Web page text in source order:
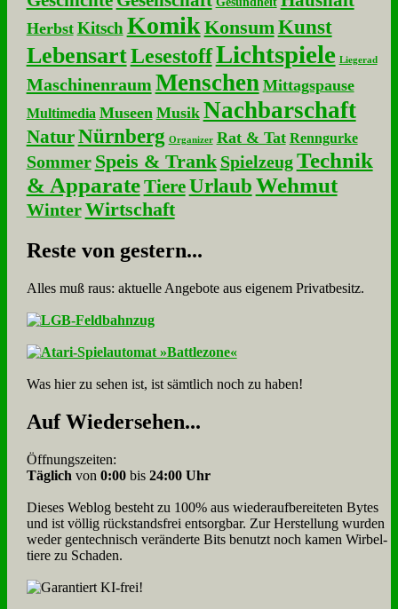
Herbst Kitsch KomikKonsumKunst
LebensartLesestoffLichtspiele Liegerad
Maschinenraum Menschen Mittagspause
Multimedia Museen Musik Nachbarschaft
NaturNürnberg Organizer Rat & Tat Renngurke
Sommer Speis & Trank Spielzeug Technik
& Apparate Tiere UrlaubWehmut
Winter Wirtschaft
Re­ste von ge­stern...
Alles muß raus: aktuelle An­ge­bo­te aus eigenem Privatbesitz.
Was hier zu sehen ist, ist sämt­lich noch zu haben!
Auf Wie­der­se­hen...
Öffnungszeiten:
Täglich von 0:00bis 24:00 Uhr
Dieses Weblog besteht zu 100% aus wie­der­auf­bereite­ten Bytes
und ist völlig rück­stands­frei ent­sorg­bar. Zur Herstellung wurden
weder gen­tech­nisch veränderte Bits benutzt noch kamen Wir­bel­
tiere zu Scha­den.